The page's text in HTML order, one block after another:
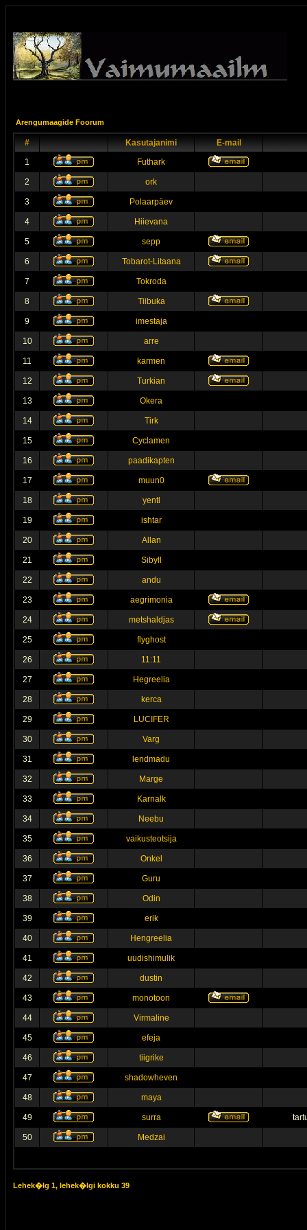
Arengumaagide Foorum
# Kasutajanimi
E-mail
1
Futhark
2 ork
3 Polaarpäev
4 Hiievana
5 sepp
6 Tobarot-Litaana
7 Tokroda
8 Tiibuka
9 imestaja
10 arre
11 karmen
12 Turkian
13 Okera
14 Tirk
15 Cyclamen
16 paadikapten
17 muun0
18 yentl
19 ishtar
20 Allan
21 Sibyll
22 andu
23 aegrimonia
24 metshaldjas
25 flyghost
26 11:11
27 Hegreelia
28 kerca
29 LUCIFER
30 Varg
31 lendmadu
32 Marge
33 Karnalk
34 Neebu
35 vaikusteotsija
36 Onkel
37 Guru
38 Odin
39 erik
40 Hengreelia
41 uudishimulik
42 dustin
43 monotoon
44 Virmaline
45 efeja
46 tiigrike
47 shadowheven
48 maya
49 surra
50 Medzai
Lehek�lg 1, lehek�lgi kokku 39